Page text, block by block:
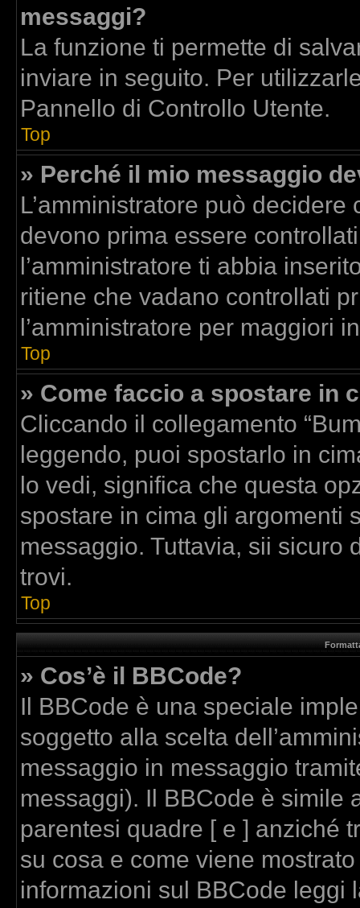
messaggi?
La funzione ti permette di
inviare in seguito. Per
Pannello di Controllo Utente.
Top
» Perché il mio messaggio
L’amministratore può
devono prima essere
l’amministratore ti abbia
ritiene che vadano controllati
l’amministratore per maggiori
Top
» Come faccio a spostare in
Cliccando il collegamento
leggendo, puoi spostarlo in
lo vedi, significa che questa
spostare in cima gli argomenti
messaggio. Tuttavia, sii sicuro
trovi.
Top
» Cos’è il BBCode?
Il BBCode è una speciale
soggetto alla scelta
messaggio in messaggio
messaggi). Il BBCode è simile
parentesi quadre [ e ] anziché
su cosa e come viene
informazioni sul BBCode leggi